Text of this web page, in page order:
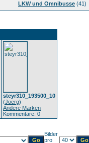
LKW und Omnibusse (41)
steyr310_193500_10
(Joerg)
Andere Marken
Kommentare: 0
Bilder
pro